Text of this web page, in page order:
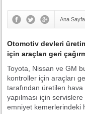
Ana Sayfa
Otomotiv devleri
için araçları geri
Toyota, Nissan ve GM
kontroller için araçları
tarafından üretilen hava
yapılması için
emniyet kemerlerindeki